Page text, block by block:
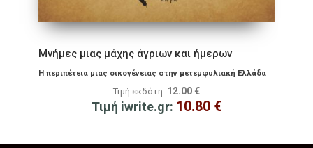
Μνήμες μιας μάχης άγριων και ήμερων
Η περιπέτεια μιας οικογένειας στην μετεμφυλιακή Ελλάδα
Τιμή εκδότη: 12.00 €
Τιμή iwrite.gr: 10.80 €